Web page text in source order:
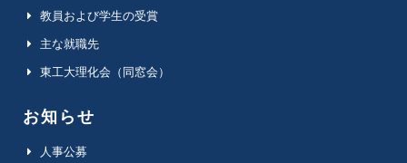
教員および学生の受賞
主な就職先
東工大理化会（同窓会）
お知らせ
人事公募